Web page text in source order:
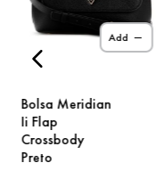
Add
Bolsa Meridian
Ii Flap
Crossbody
Preto